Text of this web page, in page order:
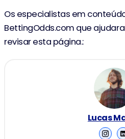
Os especialistas em
BettingOdds.com que
revisar esta página.:
Lucas